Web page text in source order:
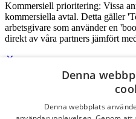
Kommersiell prioritering: Vissa
kommersiella avtal. Detta gäller
arbetsgivare som använder en
direkt av våra partners jämfört
Denna
Denna webbplats